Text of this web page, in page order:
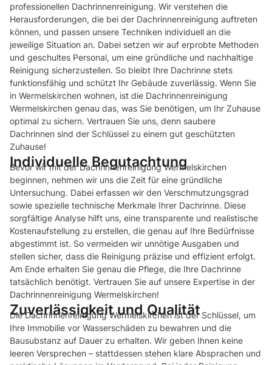
professionellen Dachrinnenreinigung. Wir verstehen die
Herausforderungen, die bei der Dachrinnenreinigung auftreten
können, und passen unsere Techniken individuell an die
jeweilige Situation an. Dabei setzen wir auf erprobte Methoden
und geschultes Personal, um eine gründliche und nachhaltige
Reinigung sicherzustellen. So bleibt Ihre Dachrinne stets
funktionsfähig und schützt Ihr Gebäude zuverlässig. Wenn Sie
in Wermelskirchen wohnen, ist die Dachrinnenreinigung
Wermelskirchen genau das, was Sie benötigen, um Ihr Zuhause
optimal zu sichern. Vertrauen Sie uns, denn saubere
Dachrinnen sind der Schlüssel zu einem gut geschützten
Zuhause!
Individuelle Begutachtung
Bevor wir mit der Dachrinnenreinigung Wermelskirchen
beginnen, nehmen wir uns die Zeit für eine gründliche
Untersuchung. Dabei erfassen wir den Verschmutzungsgrad
sowie spezielle technische Merkmale Ihrer Dachrinne. Diese
sorgfältige Analyse hilft uns, eine transparente und realistische
Kostenaufstellung zu erstellen, die genau auf Ihre Bedürfnisse
abgestimmt ist. So vermeiden wir unnötige Ausgaben und
stellen sicher, dass die Reinigung präzise und effizient erfolgt.
Am Ende erhalten Sie genau die Pflege, die Ihre Dachrinne
tatsächlich benötigt. Vertrauen Sie auf unsere Expertise in der
Dachrinnenreinigung Wermelskirchen!
Zuverlässigkeit und Qualität
Die Dachrinnenreinigung Wermelskirchen ist der Schlüssel, um
Ihre Immobilie vor Wasserschäden zu bewahren und die
Bausubstanz auf Dauer zu erhalten. Wir geben Ihnen keine
leeren Versprechen – stattdessen stehen klare Absprachen und